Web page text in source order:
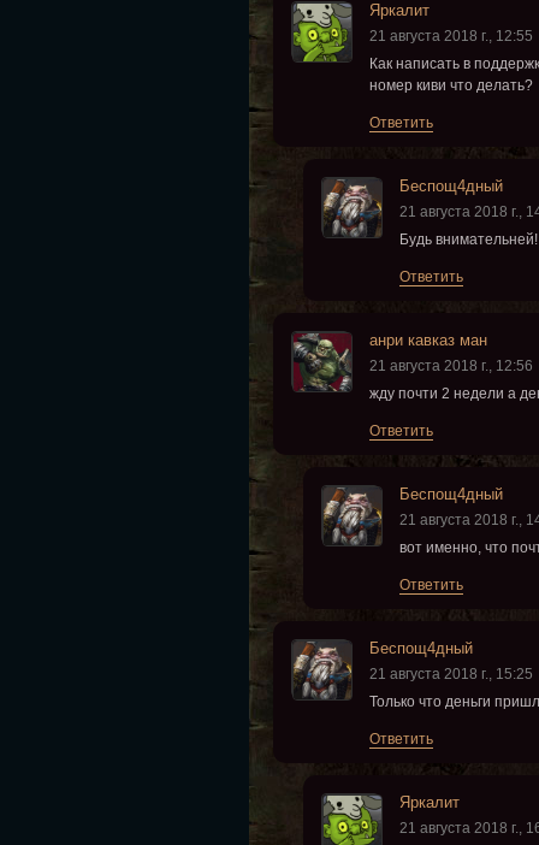
Яркалит
21 августа 2018 г., 12:55
Как написать в
номер киви что делать?
Ответить
Беспощ4дный
21 августа 2018 г.,
Будь
Ответить
анри кавказ ман
21 августа 2018 г., 12:56
жду почти 2 недели а
Ответить
Беспощ4дный
21 августа 2018 г.,
вот именно, что
Ответить
Беспощ4дный
21 августа 2018 г., 15:25
Только что деньги
Ответить
Яркалит
21 августа 2018 г.,